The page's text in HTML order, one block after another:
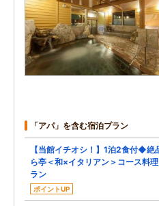
「アパ」を含む宿泊プラン
【当館イチオシ！】1泊2食付◆絶
ら亭＜和×イタリアン＞コース料
ラン
ポイントUP